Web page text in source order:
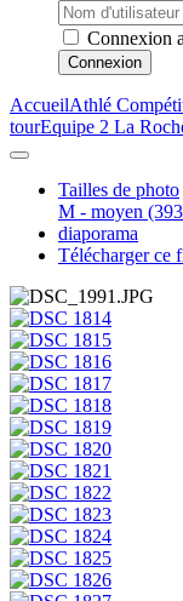
Connexion
Connexion
AccueilAthlé
tourEquipe 2 La
Tailles de photo
M - moyen
diaporama
Télécharger ce